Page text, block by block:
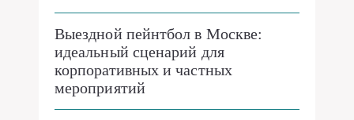
Выездной пейнтбол в Москве:
идеальный сценарий для
корпоративных и частных
мероприятий